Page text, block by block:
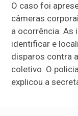
O caso foi
câmeras
a ocorrência. As
identificar e
disparos contra
coletivo. O
explicou a